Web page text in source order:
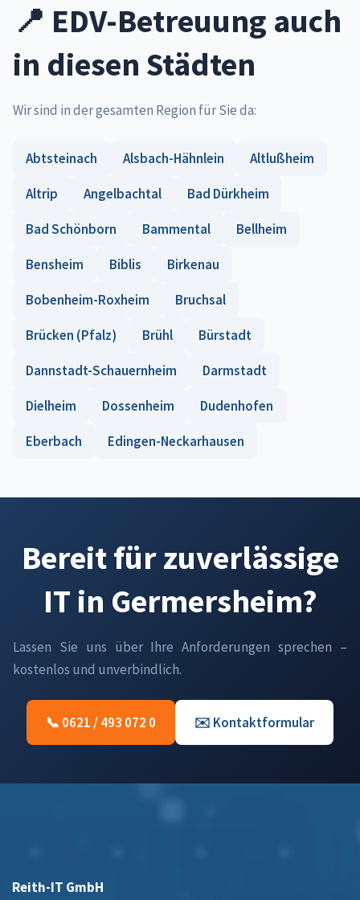
📍 EDV-Betreuung auch
in diesen Städten
Wir sind in der gesamten Region für Sie da:
Abtsteinach Alsbach-Hähnlein
Altlußheim
Altrip
Angelbachtal
Bad Dürkheim
Bad Schönborn
Bammental
Bellheim
Bensheim
Biblis
Birkenau
Bobenheim-Roxheim
Bruchsal
Brücken (Pfalz)
Brühl
Bürstadt
Dannstadt-Schauernheim
Darmstadt
Dielheim
Dossenheim
Dudenhofen
Eberbach
Edingen-Neckarhausen
Bereit für zuverlässige
IT in Germersheim?
Lassen Sie uns über Ihre Anforderungen sprechen –
kostenlos und unverbindlich.
📞 0621 / 493 072 0 ✉️ Kontaktformular
Reith-IT GmbH